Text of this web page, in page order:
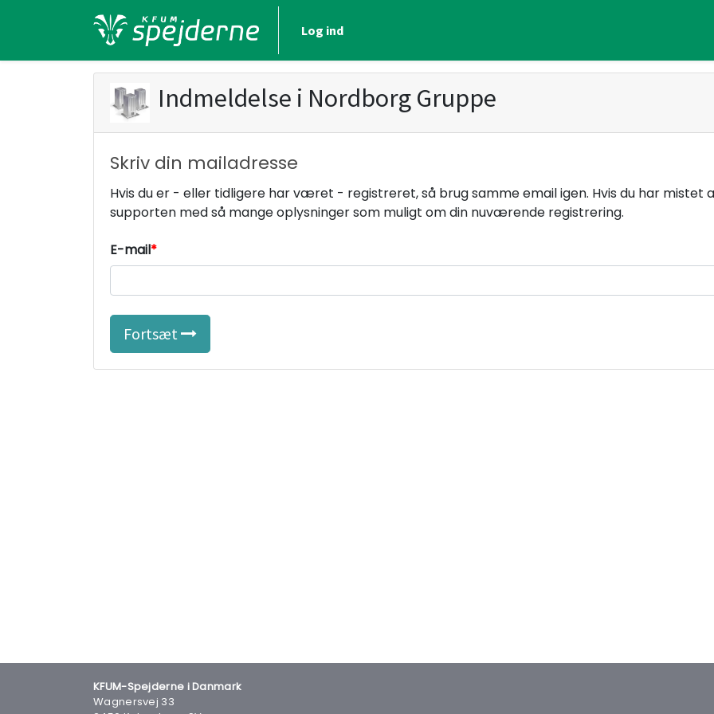
Log ind
Indmeldelse i Nordborg Gruppe
Skriv din mailadresse
Hvis du er - eller tidligere har været - registreret, så brug samme email igen. Hvis du har mistet
supporten med så mange oplysninger som muligt om din nuværende registrering.
E-mail
Fortsæt
KFUM-Spejderne i Danmark
Wagnersvej 33